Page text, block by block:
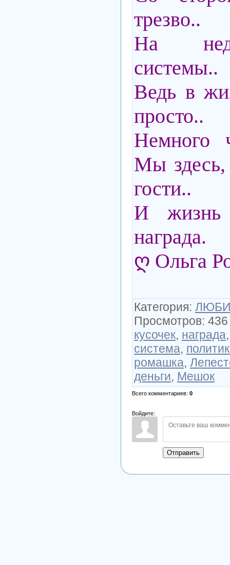
трезво..
На
системы..
Ведь в
просто..
Немного
Мы здесь,
гости..
И
награда.
ღ Ольга
Категория:
Просмотров: 436
кусочек, награда
система,
ромашка,
деньги, Мешок
Всего комментариев: 0
Войдите:
Отправить